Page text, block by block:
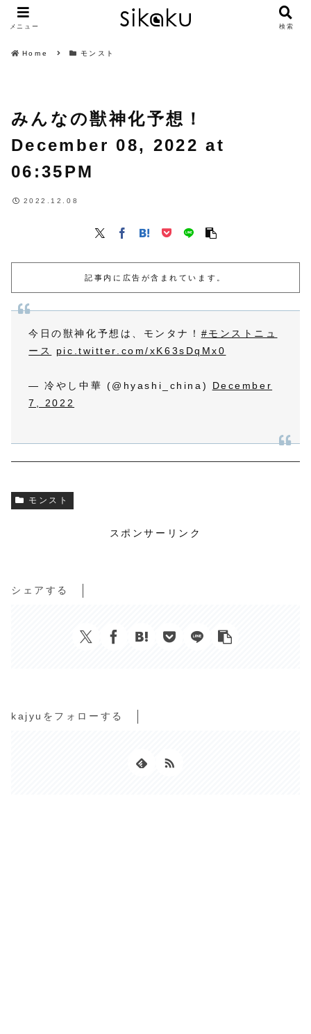
Home モンスト
みんなの獣神化予想！
December 08, 2022 at
06:35PM
2022.12.08
記事内に広告が含まれています。
今日の獣神化予想は、モンタナ！ #モンストニュ
ース
pic.twitter.com/xK63sDqMx0
— 冷やし中華 (@hyashi_china) December
7, 2022
モンスト
スポンサーリンク
シェアする
kajyuをフォローする
メニュー 検索